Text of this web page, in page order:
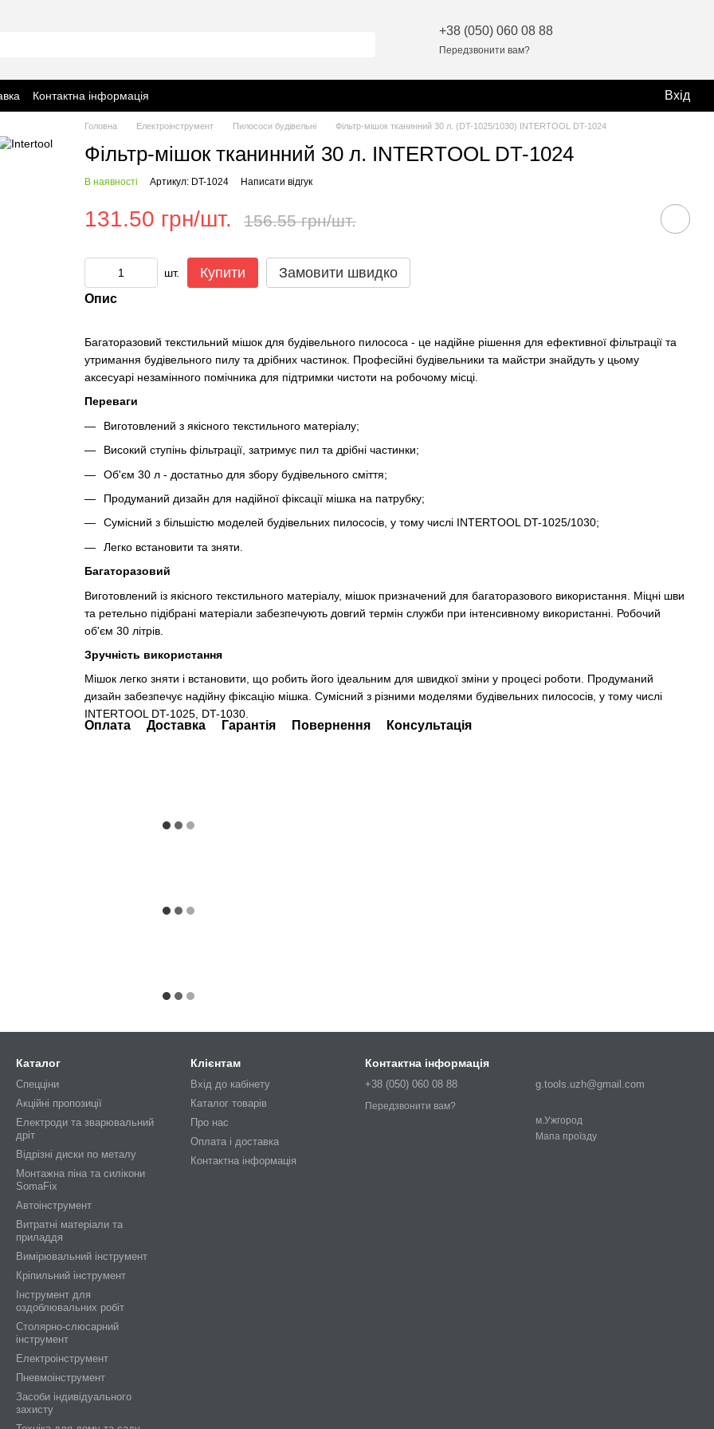
+38 (050) 060 08 88
Передзвонити вам?
Контактна інформація Вхід
Головна Електроінструмент Пилососи будівельні Фільтр-мішок тканинний 30 л. (DT-1025/1030) INTERTOOL DT-1024
Фільтр-мішок тканинний 30 л. INTERTOOL DT-1024
В наявності Артикул: DT-1024 Написати відгук
131.50 грн/шт. 156.55 грн/шт.
шт. Купити Замовити швидко
Опис
Багаторазовий текстильний мішок для будівельного пилососа - це надійне рішення для ефективної фільтрації та
утримання будівельного пилу та дрібних частинок. Професійні будівельники та майстри знайдуть у цьому
аксесуарі незамінного помічника для підтримки чистоти на робочому місці.
Переваги
Виготовлений з якісного текстильного матеріалу;
Високий ступінь фільтрації, затримує пил та дрібні частинки;
Об'єм 30 л - достатньо для збору будівельного сміття;
Продуманий дизайн для надійної фіксації мішка на патрубку;
Сумісний з більшістю моделей будівельних пилососів, у тому числі INTERTOOL DT-1025/1030;
Легко встановити та зняти.
Багаторазовий
Виготовлений із якісного текстильного матеріалу, мішок призначений для багаторазового використання. Міцні шви
та ретельно підібрані матеріали забезпечують довгий термін служби при інтенсивному використанні. Робочий
об'єм 30 літрів.
Зручність використання
Мішок легко зняти і встановити, що робить його ідеальним для швидкої зміни у процесі роботи. Продуманий
дизайн забезпечує надійну фіксацію мішка. Сумісний з різними моделями будівельних пилососів, у тому числі
INTERTOOL DT-1025, DT-1030.
Оплата Доставка Гарантія Повернення Консультація
Каталог
Спецціни
Акційні пропозиції
Електроди та зварювальний
дріт
Відрізні диски по металу
Монтажна піна та силікони
SomaFix
Автоінструмент
Витратні матеріали та
приладдя
Вимірювальний інструмент
Кріпильний інструмент
Інструмент для
оздоблювальних робіт
Столярно-слюсарний
інструмент
Електроінструмент
Пневмоінструмент
Засоби індивідуального
захисту
Клієнтам
Вхід до кабінету
Каталог товарів
Про нас
Оплата і доставка
Контактна інформація
Контактна інформація
+38 (050) 060 08 88
Передзвонити вам?
g.tools.uzh@gmail.com
м.Ужгород
Мапа проїзду